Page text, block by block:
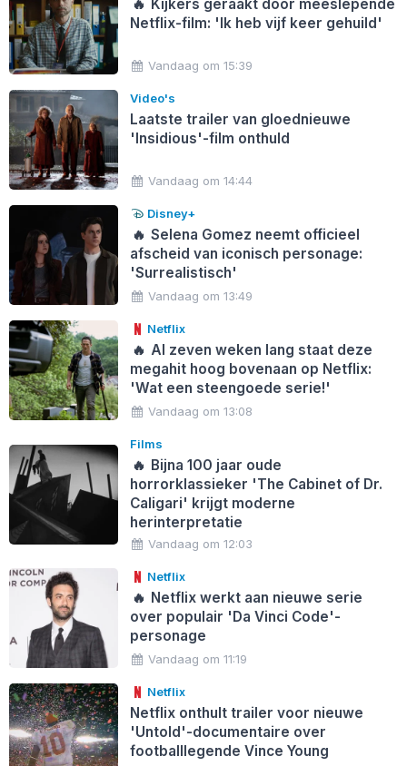
🔥 Kijkers geraakt door meeslepende
Netflix-film: 'Ik heb vijf keer gehuild'
Vandaag om 15:39
Video's
Laatste trailer van gloednieuwe
'Insidious'-film onthuld
Vandaag om 14:44
Disney+
🔥 Selena Gomez neemt officieel
afscheid van iconisch personage:
'Surrealistisch'
Vandaag om 13:49
Netflix
🔥 Al zeven weken lang staat deze
megahit hoog bovenaan op Netflix:
'Wat een steengoede serie!'
Vandaag om 13:08
Films
🔥 Bijna 100 jaar oude
horrorklassieker 'The Cabinet of Dr.
Caligari' krijgt moderne
herinterpretatie
Vandaag om 12:03
Netflix
🔥 Netflix werkt aan nieuwe serie
over populair 'Da Vinci Code'-
personage
Vandaag om 11:19
Netflix
Netflix onthult trailer voor nieuwe
'Untold'-documentaire over
footballlegende Vince Young